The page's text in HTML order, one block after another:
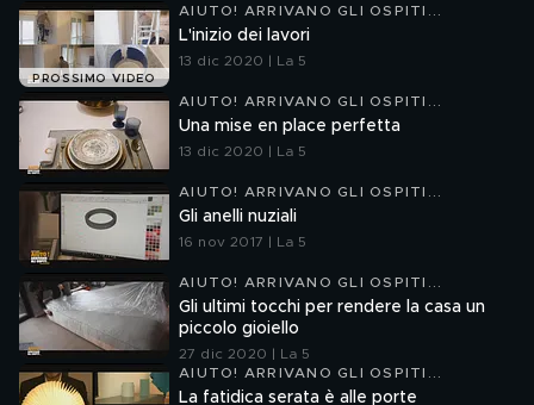
PROSSIMO VIDEO
AIUTO! ARRIVANO GLI OSPITI...
L'inizio dei lavori
13 dic 2020 | La 5
AIUTO! ARRIVANO GLI OSPITI...
Una mise en place perfetta
13 dic 2020 | La 5
AIUTO! ARRIVANO GLI OSPITI...
Gli anelli nuziali
16 nov 2017 | La 5
AIUTO! ARRIVANO GLI OSPITI...
Gli ultimi tocchi per rendere la casa un
piccolo gioiello
27 dic 2020 | La 5
AIUTO! ARRIVANO GLI OSPITI...
La fatidica serata è alle porte